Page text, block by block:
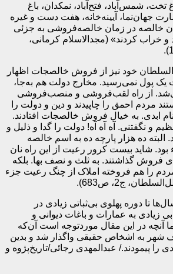
شمس‌آباد، فتح‌آباد، نمکدان، باغ
جهان‌نما، آیینه‌خانه، هفت دست و غیره
خالصه در زمان خالصه‌فروشی به جزئی
و خراب کردند» (مجدالاسلام کرمانی،
خود نیز از فروش خالصجات اظهار
یک پول نمی‌رسید. مخارج دولت هم به‌جا،
از راه لقب‌فروشی و منصب‌فروشی
مردم احمق را چاپیدند و دین و دولت را
ابدی. به خیال فروش خالصجات افتادند.
و نگفتنی. آه آه آه! دولت را گدا و ذلیل و
البته ده هزار پارچه ده به اسم خالصه
شاید بیست کرور رعیت از این راه نان
فروش گذاشتند. به ثلث و نصف بها. بلکه
را هم فروخته املاک از چنگ رعیت جزء
ج‌2، ص‌683).
تا دوره پهلوی بی‌ثباتی زیادی در
زیادی به عمارات و باغات دیوانی و
آنچه در این مقال موردتوجه است آن‌که
شهر به اشخاص حقیقی واگذار شد و بدین
را پیمودند./ عبدالمهدی رجائی/تاریخ‌پژوه و